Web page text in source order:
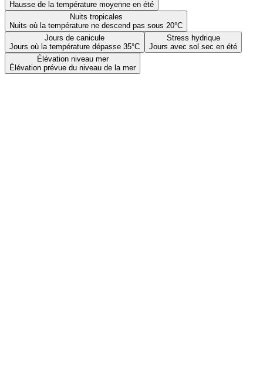
Hausse de la température moyenne en été
Nuits tropicales
Nuits où la température ne descend pas sous 20°C
Jours de canicule
Jours où la température dépasse 35°C
Stress hydrique
Jours avec sol sec en été
Élévation niveau mer
Élévation prévue du niveau de la mer